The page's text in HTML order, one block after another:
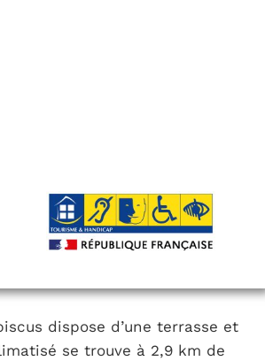
dispose d’une terrasse et
se trouve à 2,9 km de